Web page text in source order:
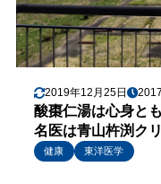
2019年12月25日
酸棗仁湯は心身と
名医は青山杵渕ク
健康
東洋医学